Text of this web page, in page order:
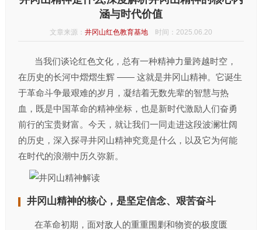
涵与时代价值
文章来源： 井冈山红色教育基地 时间：2025.06.20
当我们谈论红色文化，总有一种精神力量跨越时空，
在历史的长河中熠熠生辉 —— 这就是井冈山精神。它诞生
于革命斗争最艰难的岁月，凝结着无数先辈的智慧与热
血，既是中国革命的精神坐标，也是新时代激励人们奋勇
前行的宝贵财富。今天，就让我们一同走进这段波澜壮阔
的历史，深入探寻井冈山精神究竟是什么，以及它为何能
在时代的浪潮中历久弥新。​
井冈山精神的核心，是坚定信念、艰苦奋斗
在革命初期，面对敌人的重重围剿和物资的极度匮